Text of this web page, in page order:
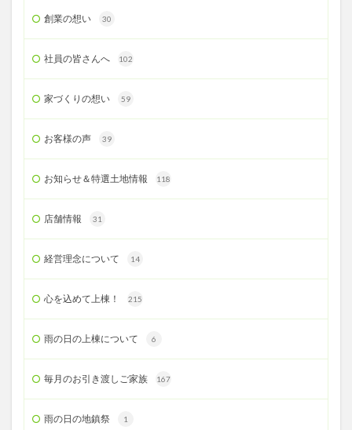
創業の想い 30
社員の皆さんへ 102
家づくりの想い 59
お客様の声 39
お知らせ＆特選土地情報 118
店舗情報 31
経営理念について 14
心を込めて上棟！ 215
雨の日の上棟について 6
毎月のお引き渡しご家族 167
雨の日の地鎮祭 1